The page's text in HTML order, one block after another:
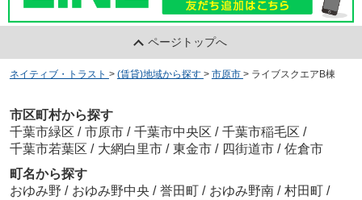
ページトップへ
ネイティブ・トラスト > (賃貸)地域から探す > 市原市 > ライブスクエアB棟
市区町村から探す
千葉市緑区 / 市原市 / 千葉市中央区 / 千葉市稲毛区 /
千葉市若葉区 / 大網白里市 / 東金市 / 四街道市 / 佐倉市
町名から探す
おゆみ野 / おゆみ野中央 / 誉田町 / おゆみ野南 / 村田町 /